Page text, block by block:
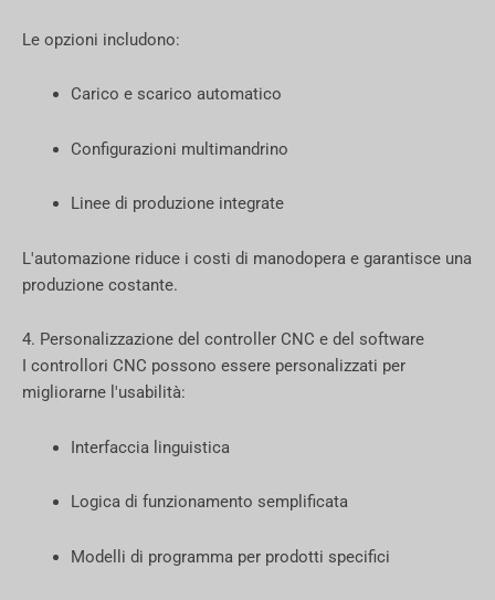
Le opzioni includono:
Carico e scarico automatico
Configurazioni multimandrino
Linee di produzione integrate
L'automazione riduce i costi di manodopera e garantisce una
produzione costante.
4. Personalizzazione del controller CNC e del software
I controllori CNC possono essere personalizzati per
migliorarne l'usabilità:
Interfaccia linguistica
Logica di funzionamento semplificata
Modelli di programma per prodotti specifici